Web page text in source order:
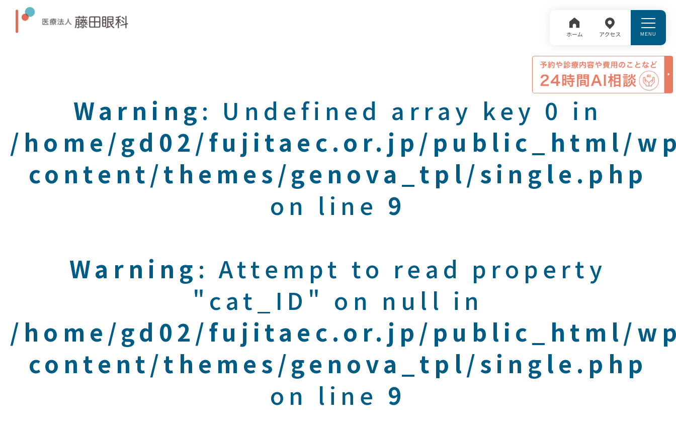
Warning: Undefined array key 0 in
/home/gd02/fujitaec.or.jp/public_html/
content/themes/genova_tpl/single.php
on line 9
Warning : Attempt to read property
"cat_ID" on null in
/home/gd02/fujitaec.or.jp/public_html/
content/themes/genova_tpl/single.php
on line 9